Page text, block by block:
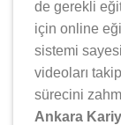
de gerekli
için online
sistemi
videoları
sürecini
Ankara